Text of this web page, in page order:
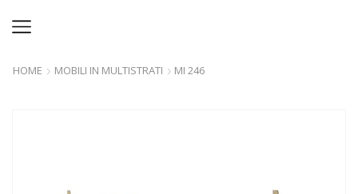
HOME MOBILI IN MULTISTRATI MI 246